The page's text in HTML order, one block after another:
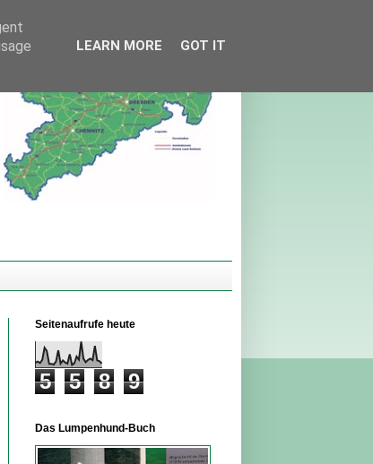
Seitenaufrufe heute
5 5 8 9
Das Lumpenhund-Buch
LEARN MORE GOT IT